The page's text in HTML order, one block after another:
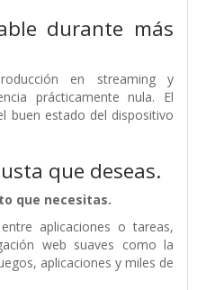
durante más
en streaming y
prácticamente nula. El
buen estado del dispositivo
que deseas.
que necesitas.
aplicaciones o tareas,
web suaves como la
aplicaciones y miles de